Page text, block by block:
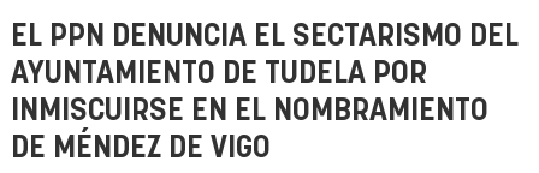
EL PPN DENUNCIA EL SECTARISMO DEL
AYUNTAMIENTO DE TUDELA POR
INMISCUIRSE EN EL NOMBRAMIENTO
DE MÉNDEZ DE VIGO